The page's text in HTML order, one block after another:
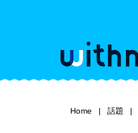
Home 話題